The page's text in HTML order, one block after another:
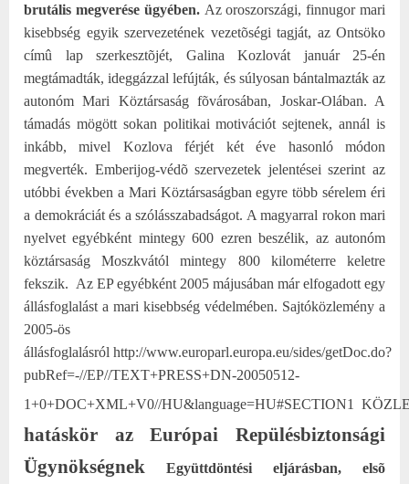
brutális megverése ügyében. Az oroszországi, finnugor mari
kisebbség egyik szervezetének vezetõségi tagját, az Ontsöko
címû lap szerkesztõjét, Galina Kozlovát január 25-én
megtámadták, ideggázzal lefújták, és súlyosan bántalmazták az
autonóm Mari Köztársaság fõvárosában, Joskar-Olában. A
támadás mögött sokan politikai motivációt sejtenek, annál is
inkább, mivel Kozlova férjét két éve hasonló módon
megverték. Emberijog-védõ szervezetek jelentései szerint az
utóbbi években a Mari Köztársaságban egyre több sérelem éri
a demokráciát és a szólásszabadságot. A magyarral rokon mari
nyelvet egyébként mintegy 600 ezren beszélik, az autonóm
köztársaság Moszkvától mintegy 800 kilométerre keletre
fekszik. Az EP egyébként 2005 májusában már elfogadott egy
állásfoglalást a mari kisebbség védelmében. Sajtóközlemény a
2005-ös
állásfoglalásról http://www.europarl.europa.eu/sides/getDoc.do?
pubRef=-//EP//TEXT+PRESS+DN-20050512-
1+0+DOC+XML+V0//HU&language=HU#SECTION1
hatáskör az Európai Repülésbiztonsági
Ügynökségnek
Együttdöntési eljárásban, elsõ